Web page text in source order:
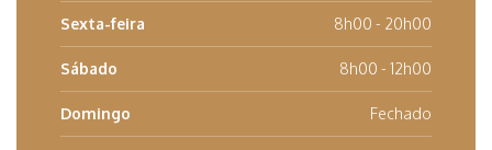
Sexta-feira 8h00 - 20h00
Sábado 8h00 - 12h00
Domingo Fechado